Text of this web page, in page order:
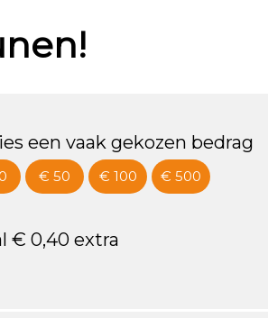
een vaak gekozen bedrag
€ 50 € 100 € 500
€ 0,40 extra